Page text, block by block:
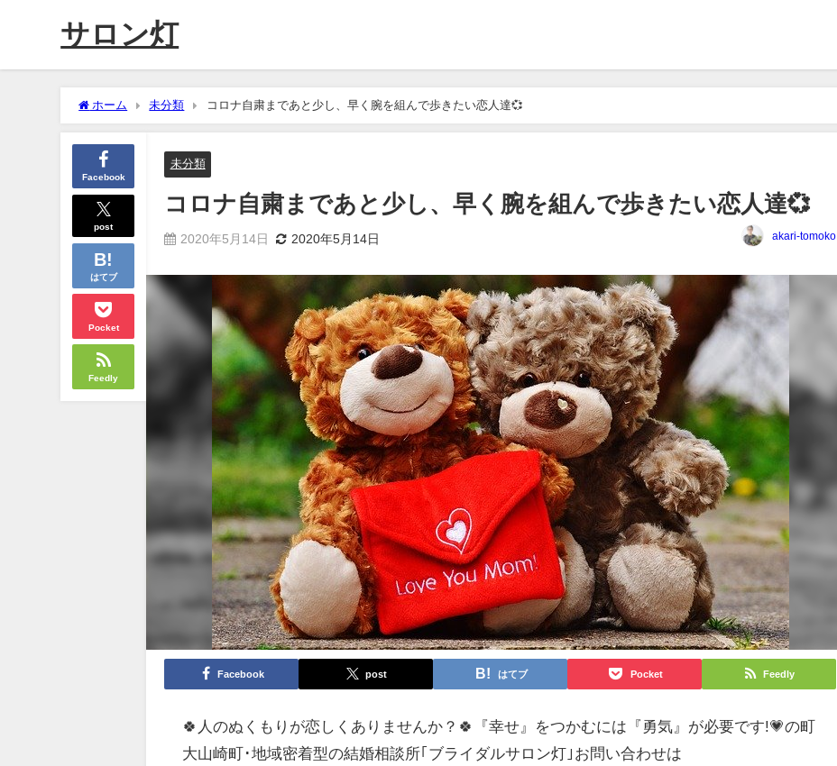
サロン灯
ホーム 未分類 コロナ自粛まであと少し、早く腕を組んで歩きたい恋人達💞
Facebook
post
はてブ
Pocket
Feedly
未分類
コロナ自粛まであと少し、早く腕を組んで歩きたい恋人達💞
2020年5月14日 2020年5月14日 akari-tomoko
Facebook post はてブ Pocket Feedly
🍀人のぬくもりが恋しくありませんか？🍀『幸せ』をつかむには『勇気』が必要です!💗の町
大山崎町･地域密着型の結婚相談所｢ブライダルサロン灯｣お問い合わせは